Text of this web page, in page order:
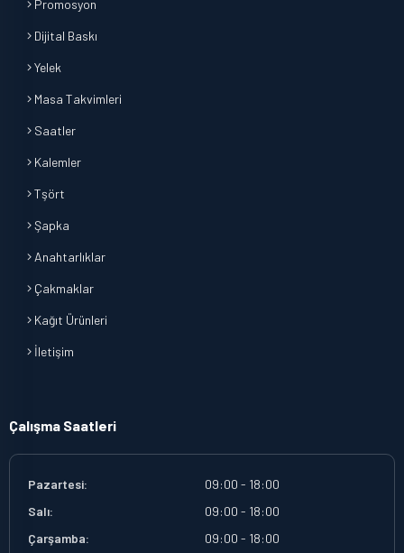
Promosyon
Dijital Baskı
Yelek
Masa Takvimleri
Saatler
Kalemler
Tşört
Şapka
Anahtarlıklar
Çakmaklar
Kağıt Ürünleri
İletişim
Çalışma Saatleri
Pazartesi:
09:00 - 18:00
Salı:
09:00 - 18:00
Çarşamba:
09:00 - 18:00